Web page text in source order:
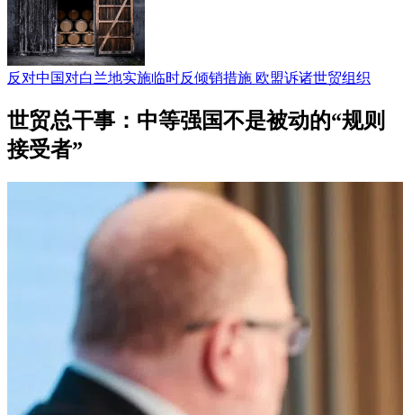
反对中国对白兰地实施临时反倾销措施 欧盟诉诸世贸组织
世贸总干事：中等强国不是被动的“规则
接受者”